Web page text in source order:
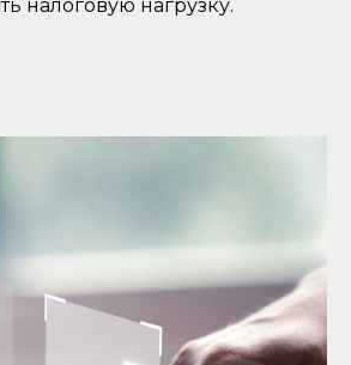
налоговую нагрузку.